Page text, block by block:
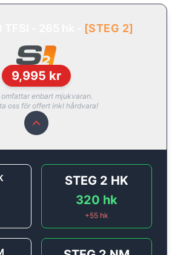
[STEG 2]
9,995 kr
enbart mjukvaran.
oss för offert inkl hårdvara!
STEG 2 HK
320 hk
+55 hk